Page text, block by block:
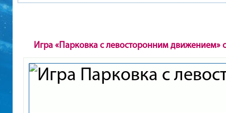
Игра «Парковка с левосторонним движением»